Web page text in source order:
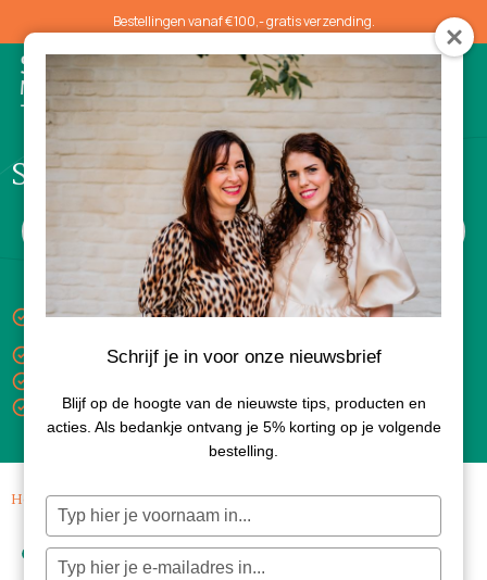
Bestellingen vanaf €100,- gratis verzending.
0
Supplementen
Keuze uit gratis luxe sample bij aankoop van 3
Gratis verzending vanaf €100,-
Bezorgd met PostNL
Home/ Supplementen
Schrijf je in voor onze nieuwsbrief
Blijf op de hoogte van de nieuwste tips, producten en
acties. Als bedankje ontvang je 5% korting op je volgende
bestelling.
Typ
naam
in
Typ